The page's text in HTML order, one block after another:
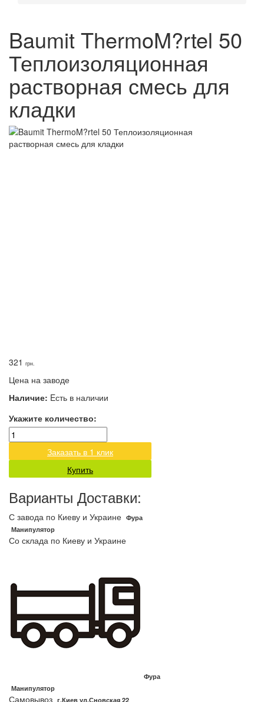
Baumit ThermoM?rtel 50
Теплоизоляционная
растворная смесь для
кладки
321 грн.
Цена на заводе
Наличие: Eсть в наличии
Укажите количество:
Заказать в 1 клик
Купить
Варианты Доставки:
С завода по Киеву и Украине Фура
Манипулятор
Со склада по Киеву и Украине
Фура
Манипулятор
Самовывоз г.Киев ул.Сновская 22